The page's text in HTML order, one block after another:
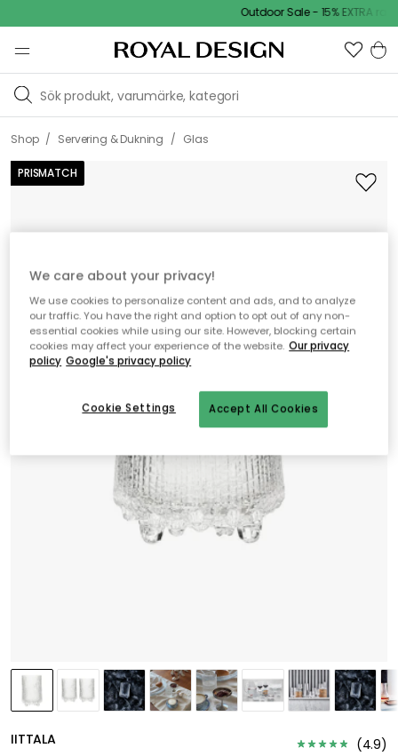
Outdoor Sale - 15% EXTRA rabatt
Shop / Servering & Dukning / Glas
PRISMATCH
IITTALA (4.9)
We care about your privacy!
We use cookies to personalize content and ads, and to analyze
our traffic. You have the right and option to opt out of any non-
essential cookies while using our site. However, blocking certain
cookies may affect your experience of the website. Our privacy
policy Google's privacy policy
Accept All Cookies
Cookie Settings